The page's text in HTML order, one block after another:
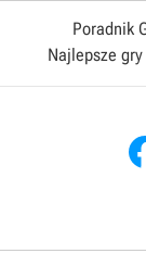
Poradnik
Najlepsze